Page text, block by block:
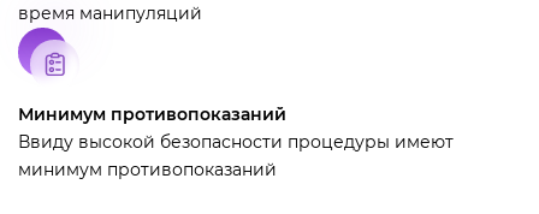
время манипуляций
Минимум противопоказаний
Ввиду высокой безопасности процедуры имеют
минимум противопоказаний